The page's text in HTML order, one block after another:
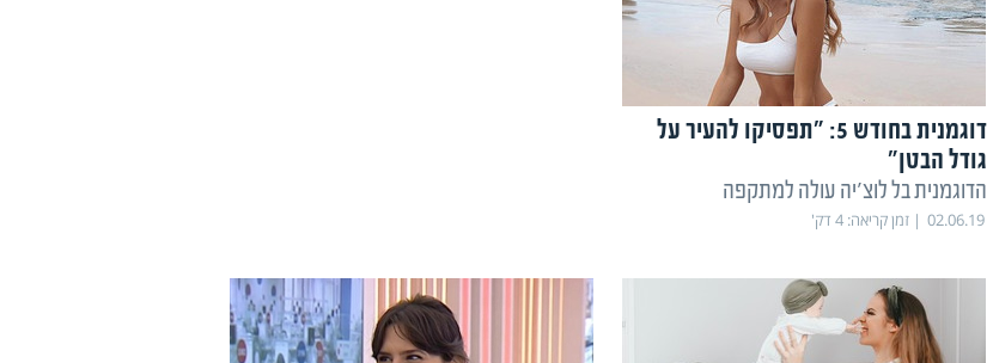
דוגמנית בחודש 5: "תפסיקו להעיר על
גודל הבטן"
הדוגמנית בל לוצ'יה עולה למתקפה
02.06.19 זמן קריאה:4 דק'